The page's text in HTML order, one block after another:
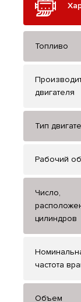
Топливо
двигателя
Тип
Рабочий
Число,
цилиндров
частота
Объем